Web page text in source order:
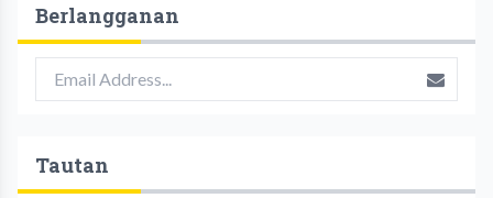
Berlangganan
Tautan